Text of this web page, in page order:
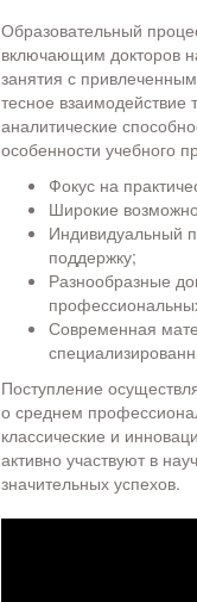
Образовательный
включающим докторов
занятия с
тесное взаимодействие
аналитические
особенности учебного
Фокус на
Широкие
Индивидуальный
поддержку;
Разнообразные
Современная
Поступление
о среднем
классические и
активно участвуют в
значительных успехов.